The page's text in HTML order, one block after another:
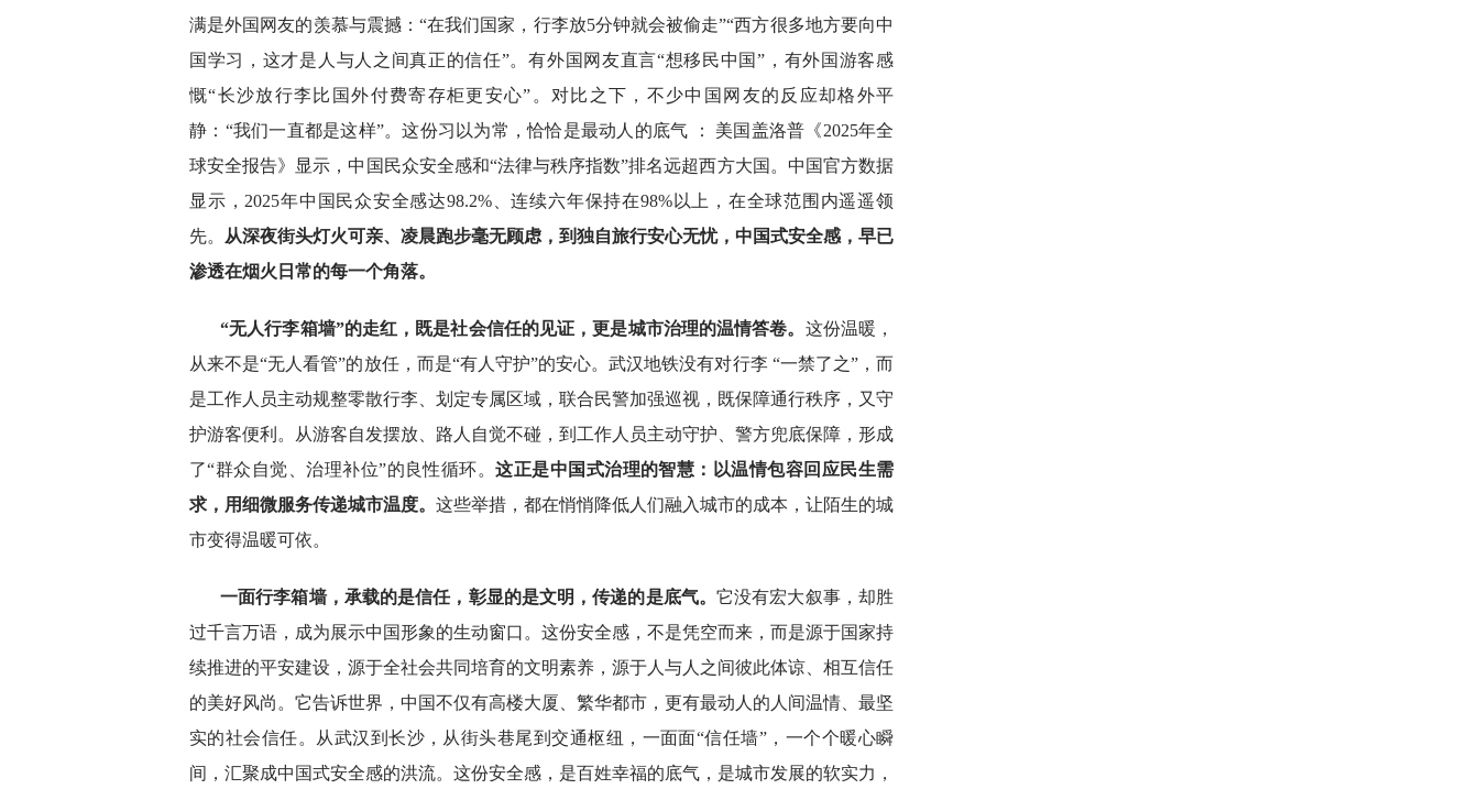
满是外国网友的羡慕与震撼：“在我们国家，行李放5分钟就会被偷走”“西方很多地方要向中
国学习，这才是人与人之间真正的信任”。有外国网友直言“想移民中国”，有外国游客感
慨“长沙放行李比国外付费寄存柜更安心”。对比之下，不少中国网友的反应却格外平
静：“我们一直都是这样”。这份习以为常，恰恰是最动人的底气 ： 美国盖洛普《2025年全
球安全报告》显示，中国民众安全感和“法律与秩序指数”排名远超西方大国。中国官方数据
显示，2025年中国民众安全感达98.2%、连续六年保持在98%以上，在全球范围内遥遥领
先。
从深夜街头灯火可亲、凌晨跑步毫无顾虑，到独自旅行安心无忧，中国式安全感，早已
渗透在烟火日常的每一个角落。
“无人行李箱墙”的走红，既是社会信任的见证，更是城市治理的温情答卷。 这份温暖，
从来不是“无人看管”的放任，而是“有人守护”的安心。武汉地铁没有对行李 “一禁了之”，而
是工作人员主动规整零散行李、划定专属区域，联合民警加强巡视，既保障通行秩序，又守
护游客便利。从游客自发摆放、路人自觉不碰，到工作人员主动守护、警方兜底保障，形成
了“群众自觉、治理补位”的良性循环。这正是中国式治理的智慧：以温情包容回应民生需
求，用细微服务传递城市温度。 这些举措，都在悄悄降低人们融入城市的成本，让陌生的城
市变得温暖可依。
一面行李箱墙，承载的是信任，彰显的是文明，传递的是底气。它没有宏大叙事，却胜
过千言万语，成为展示中国形象的生动窗口。这份安全感，不是凭空而来，而是源于国家持
续推进的平安建设，源于全社会共同培育的文明素养，源于人与人之间彼此体谅、相互信任
的美好风尚。它告诉世界，中国不仅有高楼大厦、繁华都市，更有最动人的人间温情、最坚
实的社会信任。从武汉到长沙，从街头巷尾到交通枢纽，一面面“信任墙”，一个个暖心瞬
间，汇聚成中国式安全感的洪流。这份安全感，是百姓幸福的底气，是城市发展的软实力，